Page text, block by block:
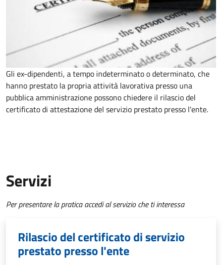
Gli ex-dipendenti, a tempo indeterminato o determinato, che
hanno prestato la propria attività lavorativa presso una
pubblica amministrazione possono chiedere il rilascio del
certificato di attestazione del servizio prestato presso l'ente.
Servizi
Per presentare la pratica accedi al servizio che ti interessa
Rilascio del certificato di servizio
prestato presso l'ente